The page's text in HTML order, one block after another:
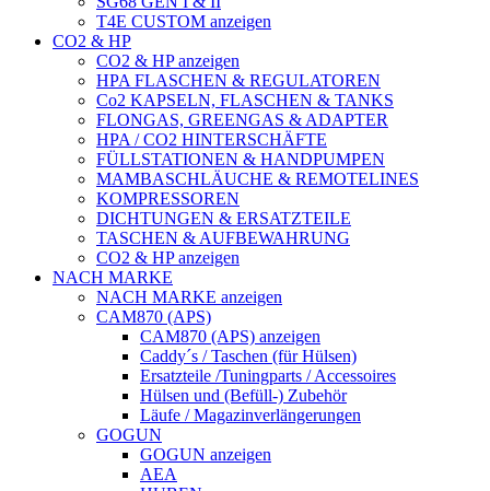
T4E CUSTOM anzeigen
CO2 & HP
CO2 & HP anzeigen
HPA FLASCHEN & REGULATOREN
Co2 KAPSELN, FLASCHEN & TANKS
FLONGAS, GREENGAS & ADAPTER
HPA / CO2 HINTERSCHÄFTE
FÜLLSTATIONEN & HANDPUMPEN
MAMBASCHLÄUCHE & REMOTELINES
KOMPRESSOREN
DICHTUNGEN & ERSATZTEILE
TASCHEN & AUFBEWAHRUNG
CO2 & HP anzeigen
NACH MARKE
NACH MARKE anzeigen
CAM870 (APS)
CAM870 (APS) anzeigen
Caddy´s / Taschen (für Hülsen)
Ersatzteile /Tuningparts / Accessoires
Hülsen und (Befüll-) Zubehör
Läufe / Magazinverlängerungen
GOGUN
GOGUN anzeigen
AEA